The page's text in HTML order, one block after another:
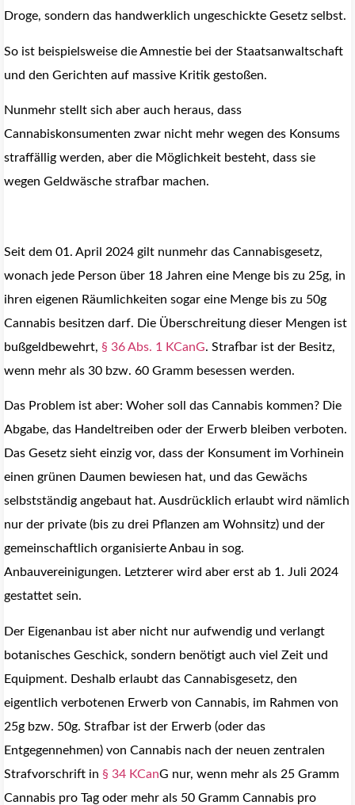
Droge, sondern das handwerklich ungeschickte Gesetz selbst.
So ist beispielsweise die Amnestie bei der Staatsanwaltschaft
und den Gerichten auf massive Kritik gestoßen.
Nunmehr stellt sich aber auch heraus, dass
Cannabiskonsumenten zwar nicht mehr wegen des Konsums
straffällig werden, aber die Möglichkeit besteht, dass sie
wegen Geldwäsche strafbar machen.
Seit dem 01. April 2024 gilt nunmehr das Cannabisgesetz,
wonach jede Person über 18 Jahren eine Menge bis zu 25g, in
ihren eigenen Räumlichkeiten sogar eine Menge bis zu 50g
Cannabis besitzen darf. Die Überschreitung dieser Mengen ist
bußgeldbewehrt, § 36 Abs. 1 KCanG. Strafbar ist der Besitz,
wenn mehr als 30 bzw. 60 Gramm besessen werden.
Das Problem ist aber: Woher soll das Cannabis kommen? Die
Abgabe, das Handeltreiben oder der Erwerb bleiben verboten.
Das Gesetz sieht einzig vor, dass der Konsument im Vorhinein
einen grünen Daumen bewiesen hat, und das Gewächs
selbstständig angebaut hat. Ausdrücklich erlaubt wird nämlich
nur der private (bis zu drei Pflanzen am Wohnsitz) und der
gemeinschaftlich organisierte Anbau in sog.
Anbauvereinigungen. Letzterer wird aber erst ab 1. Juli 2024
gestattet sein.
Der Eigenanbau ist aber nicht nur aufwendig und verlangt
botanisches Geschick, sondern benötigt auch viel Zeit und
Equipment. Deshalb erlaubt das Cannabisgesetz, den
eigentlich verbotenen Erwerb von Cannabis, im Rahmen von
25g bzw. 50g. Strafbar ist der Erwerb (oder das
Entgegennehmen) von Cannabis nach der neuen zentralen
Strafvorschrift in § 34 KCanG nur, wenn mehr als 25 Gramm
Cannabis pro Tag oder mehr als 50 Gramm Cannabis pro